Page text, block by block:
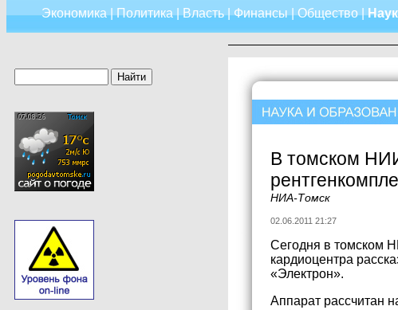
Экономика|Политика|Власть|Финансы|Общество|
В томском НИИ
НИА-Томск
02.06.2011 21:27
Сегодня в томском
кардиоцентра
«Электрон».
Аппарат рассчитан